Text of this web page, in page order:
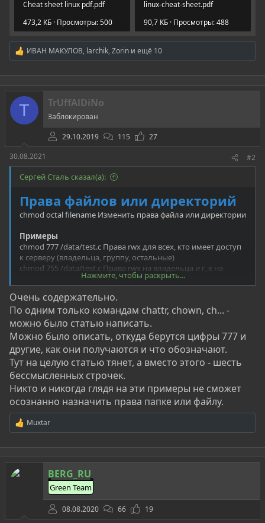
Сheat sheet linux pdf.pdf
473,2 КБ · Просмотры: 500
linux-cheat-sheet.pdf
90,7 КБ · Просмотры: 488
Р
е
а
ц
и
:
ИВАН МАКУЛОВ, larchik,Zorin и ещё 10
T TrUffAlDiNo
Заблокирован
29.10.2019
115
27
30.08.2021
#2
Сергей Сталь сказал(а):
Права файлов или директорий
chmod octal filename Изменить права файла или директории
Примеры
chmod 777 /data/test.c Права rwx для всех, кто имеет доступ
к серверу (владельца, группу, остальные)
chmod 755 /data/test.c Права rwx на владельца и r_x на
группу и остальных
групп и остальных
chown owner user-file Изменить владельца для файла
chown owner-user
wner-group file_name Изменить
владельца и группу-владельца для файла
wner-group directory Изменить
владельца и группу-владельца для директории
Нажмите, чтобы раскрыть...
Очень содержательно.
По одним только командам chattr, chown, ch... -
можно было статью написать.
Можно было описать, откуда берутся цифры 777 и
другие, как они получаются и что обозначают.
Тут на целую статью тянет, а вместо этого - шесть
бессмысленных строчек.
Никто и никогда глядя на эти примеры не сможет
осознанно назначить права папке или файлу.
Р
е
а
к
ц
и
Muxtar
BERG_RU
Green Team
08.08.2020 66
19